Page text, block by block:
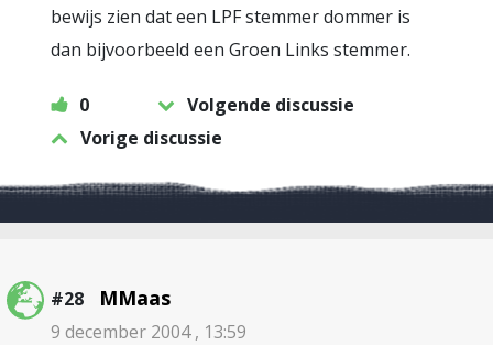
bewijs zien dat een LPF stemmer dommer is
dan bijvoorbeeld een Groen Links stemmer.
0
Volgende discussie
Vorige discussie
#28 MMaas
9 december 2004 , 13:59